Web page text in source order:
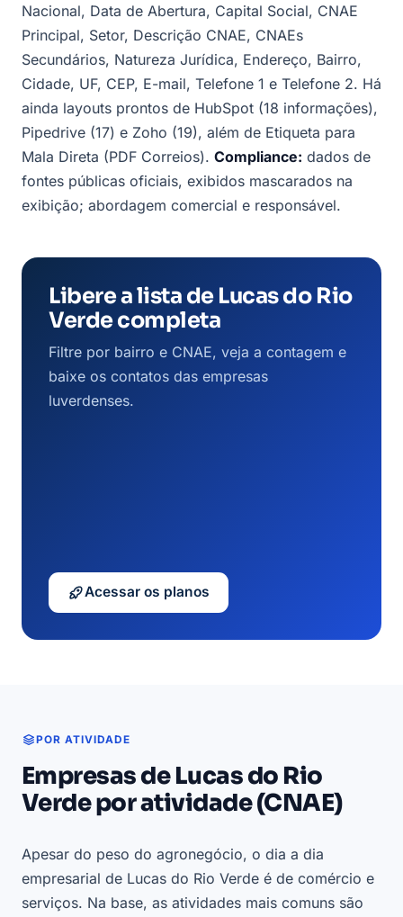
Nacional, Data de Abertura, Capital Social, CNAE
Principal, Setor, Descrição CNAE, CNAEs
Secundários, Natureza Jurídica, Endereço, Bairro,
Cidade, UF, CEP, E-mail, Telefone 1 e Telefone 2. Há
ainda layouts prontos de HubSpot (18 informações),
Pipedrive (17) e Zoho (19), além de Etiqueta para
Mala Direta (PDF Correios). Compliance: dados de
fontes públicas oficiais, exibidos mascarados na
exibição; abordagem comercial e responsável.
Libere a lista de Lucas do Rio
Verde completa
Filtre por bairro e CNAE, veja a contagem e
baixe os contatos das empresas
luverdenses.
Acessar os planos
POR ATIVIDADE
Empresas de Lucas do Rio
Verde por atividade (CNAE)
Apesar do peso do agronegócio, o dia a dia
empresarial de Lucas do Rio Verde é de comércio e
serviços. Na base, as atividades mais comuns são